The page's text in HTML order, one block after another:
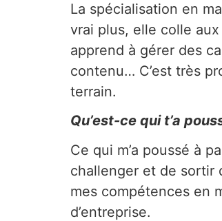
La spécialisation en
vrai plus, elle colle
apprend à gérer des
contenu… C’est très
terrain.
Qu’est-ce qui t’a
Ce qui m’a poussé à
challenger et de sortir
mes compétences en
d’entreprise.